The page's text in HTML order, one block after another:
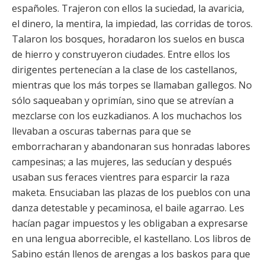
españoles. Trajeron con ellos la suciedad, la avaricia,
el dinero, la mentira, la impiedad, las corridas de toros.
Talaron los bosques, horadaron los suelos en busca
de hierro y construyeron ciudades. Entre ellos los
dirigentes pertenecían a la clase de los castellanos,
mientras que los más torpes se llamaban gallegos. No
sólo saqueaban y oprimían, sino que se atrevían a
mezclarse con los euzkadianos. A los muchachos los
llevaban a oscuras tabernas para que se
emborracharan y abandonaran sus honradas labores
campesinas; a las mujeres, las seducían y después
usaban sus feraces vientres para esparcir la raza
maketa. Ensuciaban las plazas de los pueblos con una
danza detestable y pecaminosa, el baile agarrao. Les
hacían pagar impuestos y les obligaban a expresarse
en una lengua aborrecible, el kastellano. Los libros de
Sabino están llenos de arengas a los baskos para que